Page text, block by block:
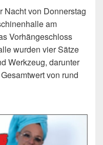
Nacht von Donnerstag
am
Vorhängeschloss
wurden vier Sätze
Werkzeug, darunter
von rund